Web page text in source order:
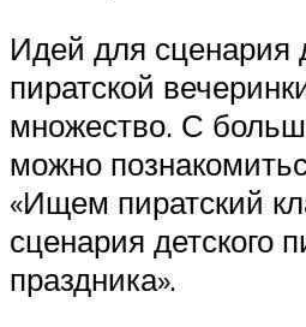
Идей для сценария
пиратской
множество. С
можно
«Ищем пиратский
сценария детского
праздника».